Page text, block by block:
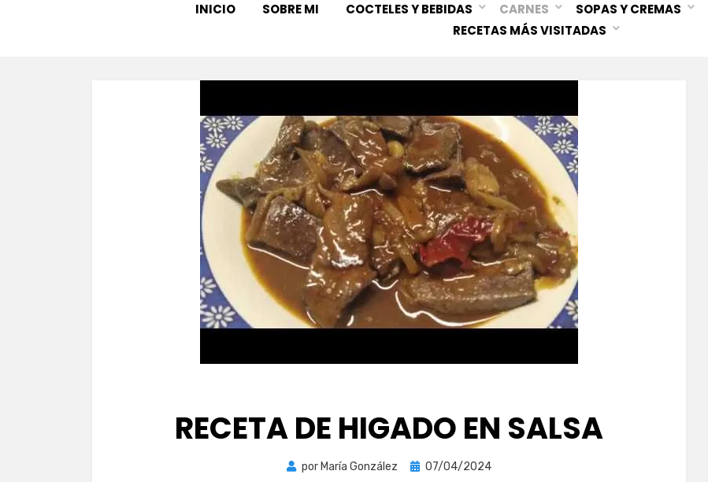
INICIO SOBRE MI COCTELES Y BEBIDAS CARNES SOPAS Y CREMAS
RECETAS MÁS VISITADAS
RECETA DE HIGADO EN SALSA
por María González
Publicada
07/04/2024